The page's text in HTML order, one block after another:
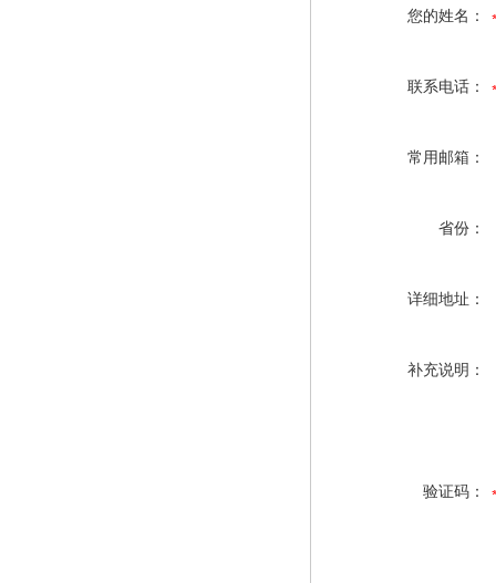
您的姓名：
联系电话：
常用邮箱：
省份：
详细地址：
补充说明：
验证码：